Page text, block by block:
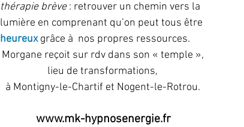
thérapie brève : retrouver un chemin vers la
lumière en comprenant qu’on peut tous être
heureux grâce à  nos propres ressources.
Morgane reçoit sur rdv dans son « temple »,
lieu de transformations,
à Montigny-le-Chartif et Nogent-le-Rotrou.
www.mk-hypnosenergie.fr